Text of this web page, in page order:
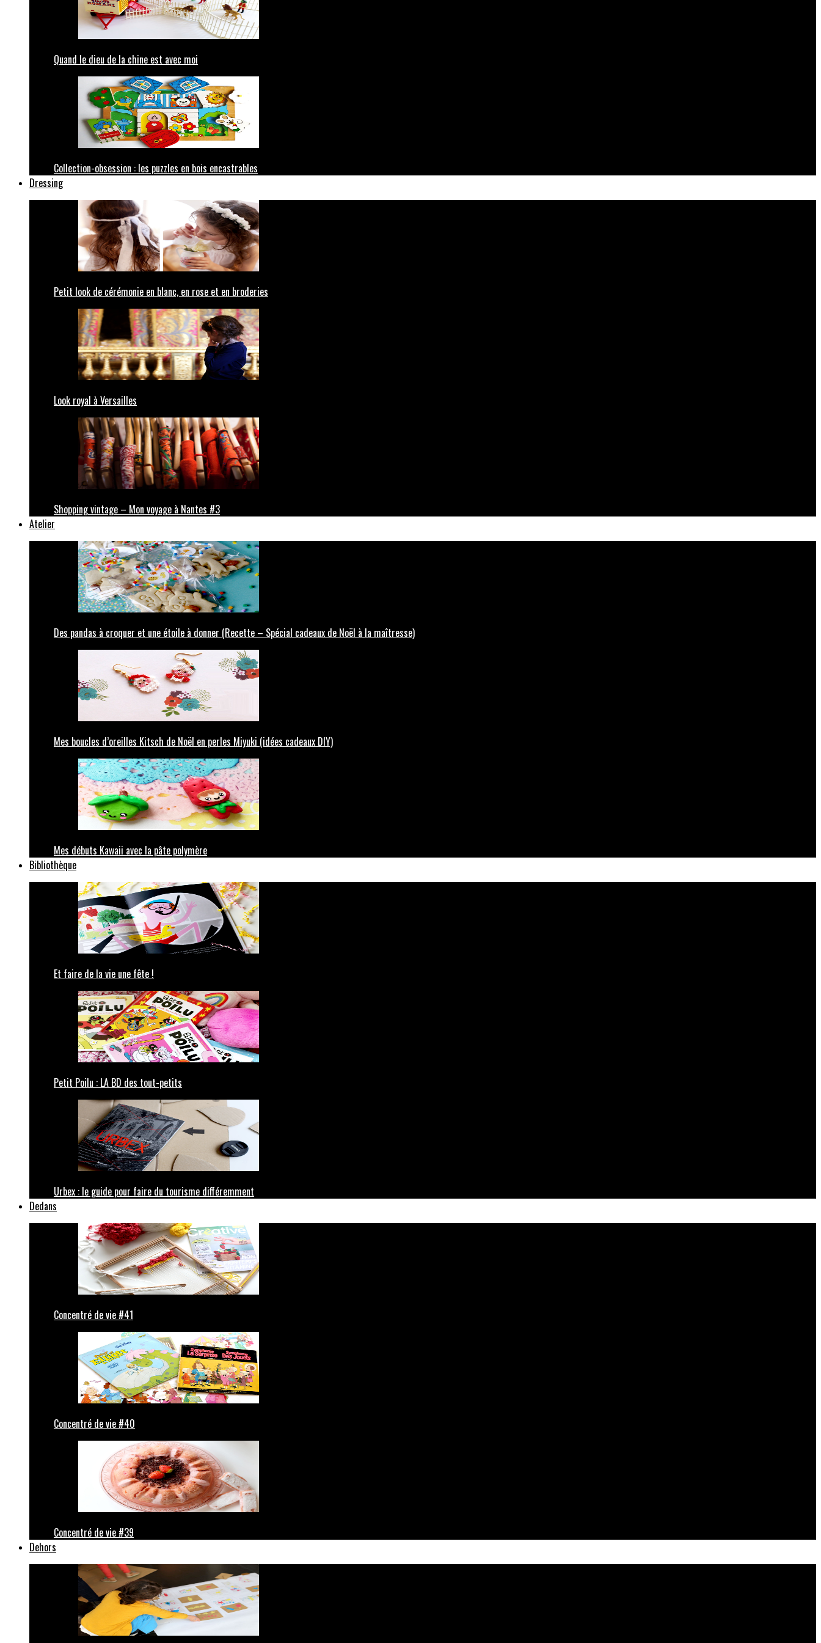
Quand le dieu de la chine est avec moi
Collection-obsession : les puzzles en bois encastrables
Dressing
Petit look de cérémonie en blanc, en rose et en broderies
Look royal à Versailles
Shopping vintage – Mon voyage à Nantes #3
Atelier
Des pandas à croquer et une étoile à donner (Recette – Spécial cadeaux de Noël à la maîtresse)
Mes boucles d’oreilles Kitsch de Noël en perles Miyuki (idées cadeaux DIY)
Mes débuts Kawaii avec la pâte polymère
Bibliothèque
Et faire de la vie une fête !
Petit Poilu : LA BD des tout-petits
Urbex : le guide pour faire du tourisme différemment
Dedans
Concentré de vie #41
Concentré de vie #40
Concentré de vie #39
Dehors